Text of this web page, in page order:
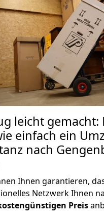
leicht gemacht:
einfach ein
nach
Ihnen garantieren,
Netzwerk Ihnen
Preis